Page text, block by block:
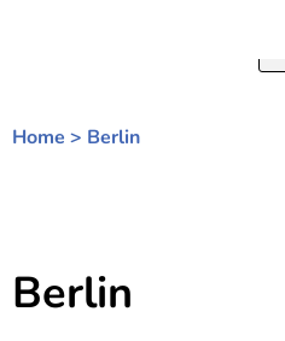
Home > Berlin
Berlin